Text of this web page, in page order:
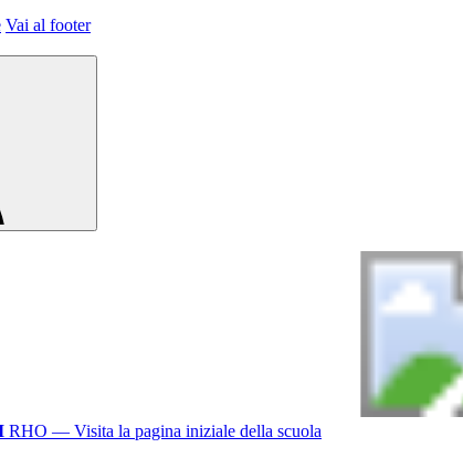
Vai al footer
RHO — Visita la pagina iniziale della scuola